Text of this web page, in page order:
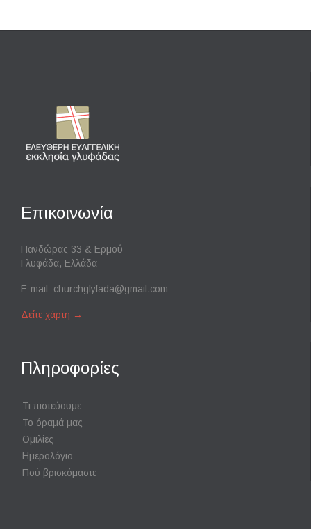
Επικοινωνία
Πανδώρας 33 & Ερμού
Γλυφάδα, Ελλάδα
E-mail: churchglyfada@gmail.com
Δείτε χάρτη →
Πληροφορίες
Τι πιστεύουμε
Το όραμά μας
Ομιλίες
Ημερολόγιο
Πού βρισκόμαστε